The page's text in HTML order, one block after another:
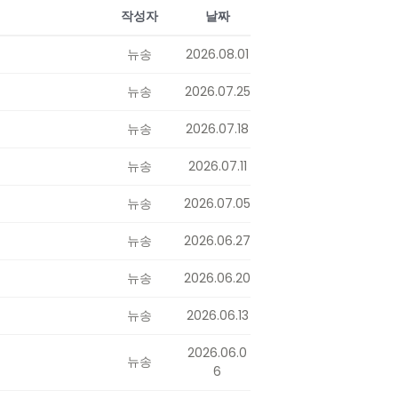
작성자 날짜
뉴송 2026.08.01
뉴송 2026.07.25
뉴송 2026.07.18
뉴송 2026.07.11
뉴송 2026.07.05
뉴송 2026.06.27
뉴송 2026.06.20
뉴송 2026.06.13
뉴송
2026.06.0
6